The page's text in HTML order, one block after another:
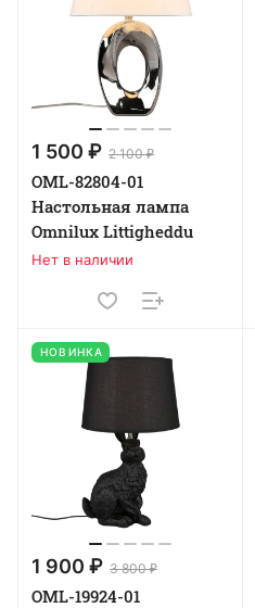
1 500 ₽ 2 100 ₽
OML-82804-01
Настольная лампа
Omnilux Littigheddu
Нет в наличии
НОВИНКА
1 900 ₽ 3 800 ₽
OML-19924-01